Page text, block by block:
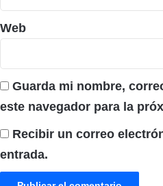
Web
Guarda mi nombre,
este navegador para la
Recibir un correo
entrada.